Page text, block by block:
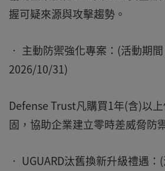
握可疑來源與攻擊趨勢。
• 主動防禦強化專案：(活動期
2026/10/31)
Defense Trust凡購買1年(含)以
固，協助企業建立零時差威脅防
• UGUARD汰舊換新升級禮遇